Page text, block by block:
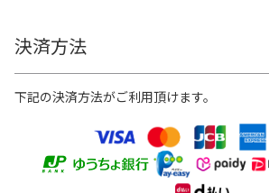
決済方法
下記の決済方法がご利用頂けます。